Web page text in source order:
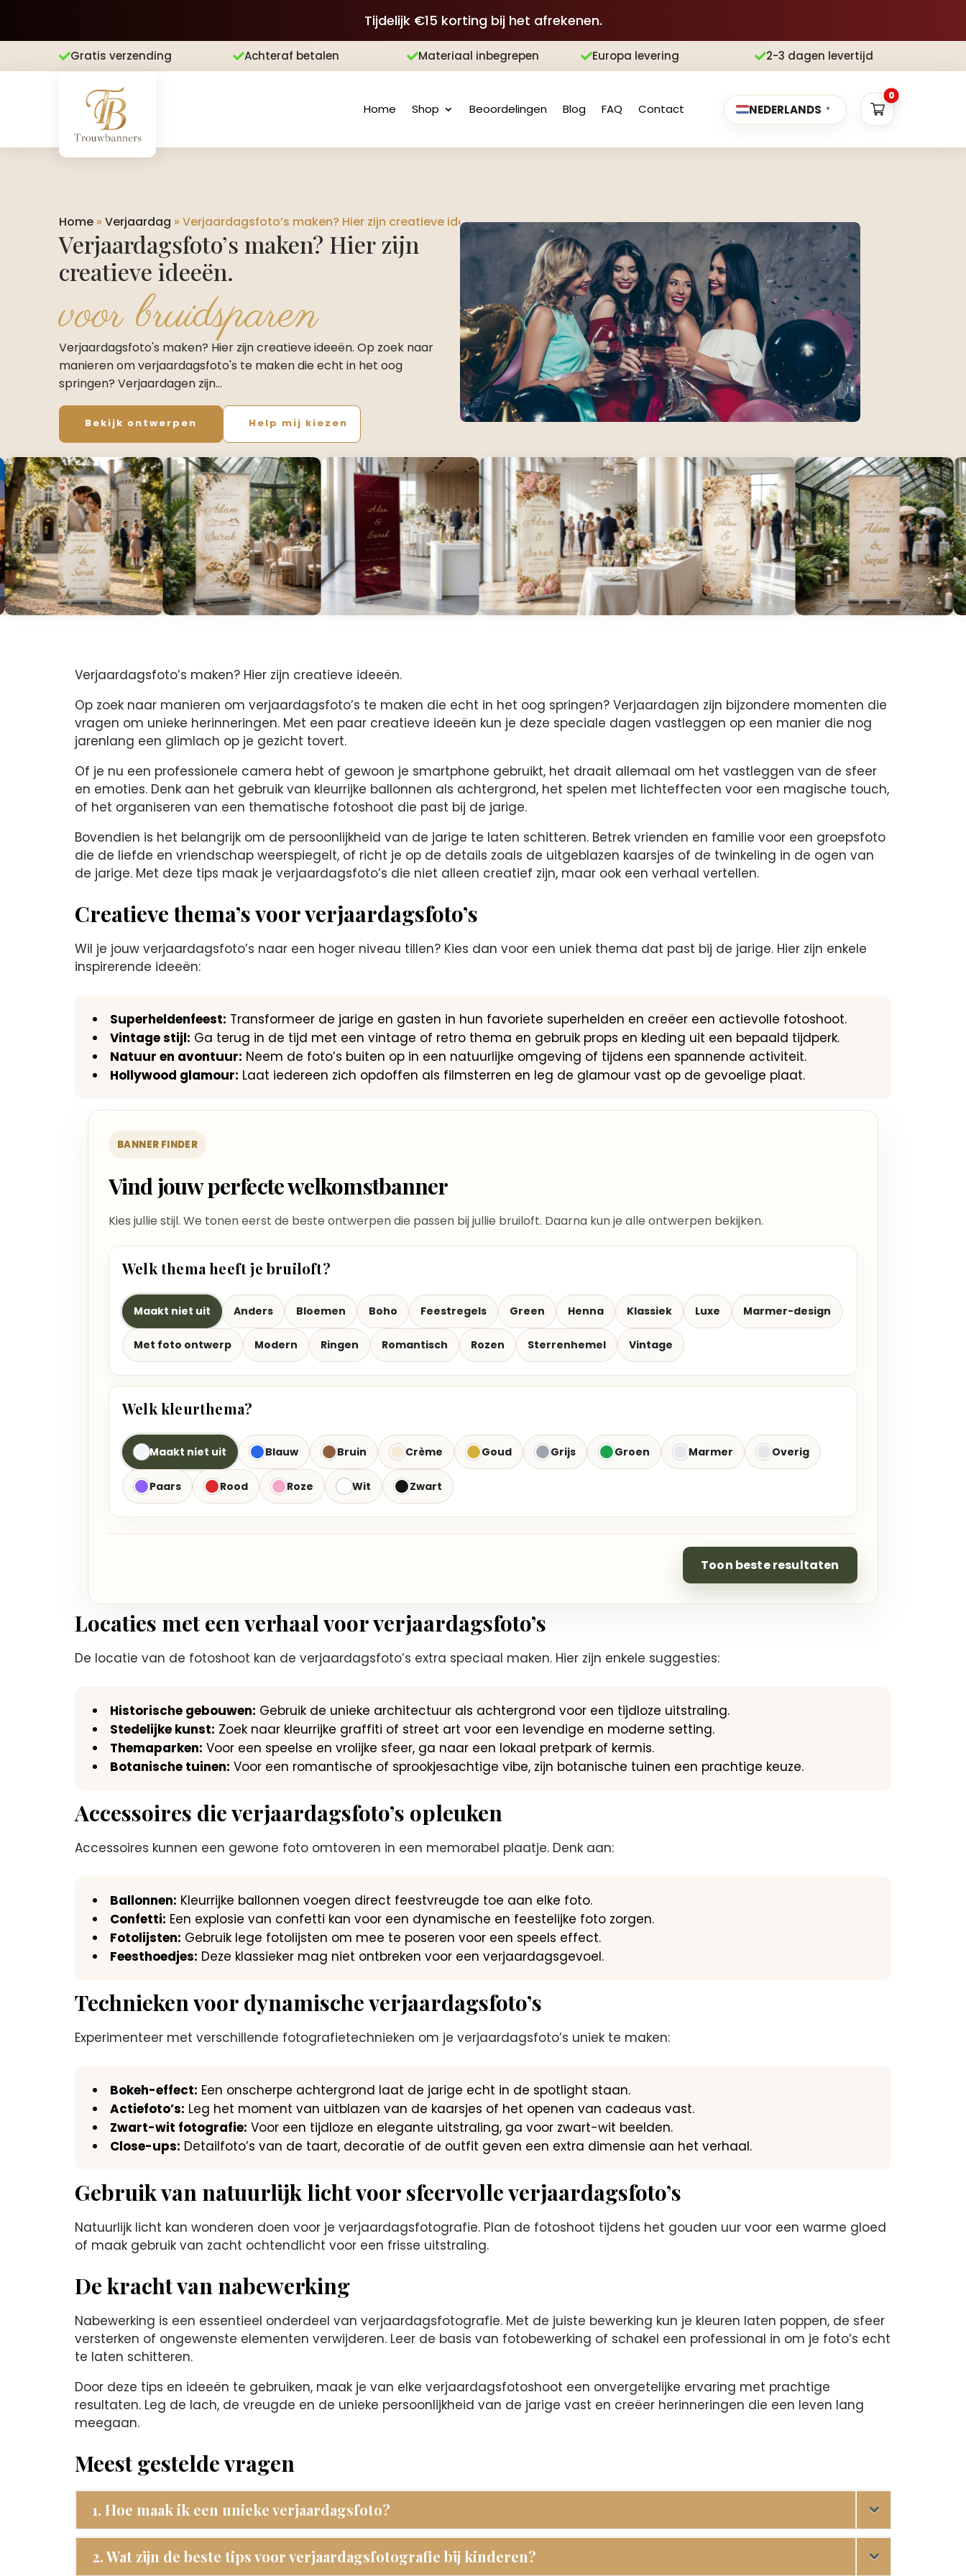
Tijdelijk €15 korting bij het afrekenen.
Gratis verzending Achteraf betalen Materiaal inbegrepen Europa levering 2-3 dagen levertijd
Home Shop Beoordelingen Blog FAQ Contact NEDERLANDS ▼
0
Home » Verjaardag » Verjaardagsfoto’s maken? Hier zijn creatieve ideeën.​
Verjaardagsfoto’s maken? Hier zijn
creatieve ideeën.​
voor bruidsparen
Verjaardagsfoto's maken? Hier zijn creatieve ideeën. Op zoek naar
manieren om verjaardagsfoto's te maken die echt in het oog
springen? Verjaardagen zijn…
Bekijk ontwerpen Help mij kiezen
Verjaardagsfoto’s maken? Hier zijn creatieve ideeën.
Op zoek naar manieren om verjaardagsfoto’s te maken die echt in het oog springen? Verjaardagen zijn bijzondere momenten die
vragen om unieke herinneringen. Met een paar creatieve ideeën kun je deze speciale dagen vastleggen op een manier die nog
jarenlang een glimlach op je gezicht tovert.
Of je nu een professionele camera hebt of gewoon je smartphone gebruikt, het draait allemaal om het vastleggen van de sfeer
en emoties. Denk aan het gebruik van kleurrijke ballonnen als achtergrond, het spelen met lichteffecten voor een magische touch,
of het organiseren van een thematische fotoshoot die past bij de jarige.
Bovendien is het belangrijk om de persoonlijkheid van de jarige te laten schitteren. Betrek vrienden en familie voor een groepsfoto
die de liefde en vriendschap weerspiegelt, of richt je op de details zoals de uitgeblazen kaarsjes of de twinkeling in de ogen van
de jarige. Met deze tips maak je verjaardagsfoto’s die niet alleen creatief zijn, maar ook een verhaal vertellen.
Creatieve thema’s voor verjaardagsfoto’s
Wil je jouw verjaardagsfoto’s naar een hoger niveau tillen? Kies dan voor een uniek thema dat past bij de jarige. Hier zijn enkele
inspirerende ideeën:
Superheldenfeest: Transformeer de jarige en gasten in hun favoriete superhelden en creëer een actievolle fotoshoot.
Vintage stijl: Ga terug in de tijd met een vintage of retro thema en gebruik props en kleding uit een bepaald tijdperk.
Natuur en avontuur: Neem de foto’s buiten op in een natuurlijke omgeving of tijdens een spannende activiteit.
Hollywood glamour: Laat iedereen zich opdoffen als filmsterren en leg de glamour vast op de gevoelige plaat.
BANNER FINDER
Vind jouw perfecte welkomstbanner
Kies jullie stijl. We tonen eerst de beste ontwerpen die passen bij jullie bruiloft. Daarna kun je alle ontwerpen bekijken.
Welk thema heeft je bruiloft?
Maakt niet uit Anders Bloemen Boho Feestregels Green Henna Klassiek Luxe Marmer-design
Met foto ontwerp Modern Ringen Romantisch Rozen Sterrenhemel Vintage
Welk kleurthema?
Maakt niet uit Blauw Bruin Crème Goud Grijs Groen Marmer Overig
Paars Rood Roze Wit Zwart
Toon beste resultaten
Locaties met een verhaal voor verjaardagsfoto’s
De locatie van de fotoshoot kan de verjaardagsfoto’s extra speciaal maken. Hier zijn enkele suggesties:
Historische gebouwen: Gebruik de unieke architectuur als achtergrond voor een tijdloze uitstraling.
Stedelijke kunst: Zoek naar kleurrijke graffiti of street art voor een levendige en moderne setting.
Themaparken: Voor een speelse en vrolijke sfeer, ga naar een lokaal pretpark of kermis.
Botanische tuinen: Voor een romantische of sprookjesachtige vibe, zijn botanische tuinen een prachtige keuze.
Accessoires die verjaardagsfoto’s opleuken
Accessoires kunnen een gewone foto omtoveren in een memorabel plaatje. Denk aan:
Ballonnen: Kleurrijke ballonnen voegen direct feestvreugde toe aan elke foto.
Confetti: Een explosie van confetti kan voor een dynamische en feestelijke foto zorgen.
Fotolijsten: Gebruik lege fotolijsten om mee te poseren voor een speels effect.
Feesthoedjes: Deze klassieker mag niet ontbreken voor een verjaardagsgevoel.
Technieken voor dynamische verjaardagsfoto’s
Experimenteer met verschillende fotografietechnieken om je verjaardagsfoto’s uniek te maken:
Bokeh-effect: Een onscherpe achtergrond laat de jarige echt in de spotlight staan.
Actiefoto’s: Leg het moment van uitblazen van de kaarsjes of het openen van cadeaus vast.
Zwart-wit fotografie: Voor een tijdloze en elegante uitstraling, ga voor zwart-wit beelden.
Close-ups: Detailfoto’s van de taart, decoratie of de outfit geven een extra dimensie aan het verhaal.
Gebruik van natuurlijk licht voor sfeervolle verjaardagsfoto’s
Natuurlijk licht kan wonderen doen voor je verjaardagsfotografie. Plan de fotoshoot tijdens het gouden uur voor een warme gloed
of maak gebruik van zacht ochtendlicht voor een frisse uitstraling.
De kracht van nabewerking
Nabewerking is een essentieel onderdeel van verjaardagsfotografie. Met de juiste bewerking kun je kleuren laten poppen, de sfeer
versterken of ongewenste elementen verwijderen. Leer de basis van fotobewerking of schakel een professional in om je foto’s echt
te laten schitteren.
Door deze tips en ideeën te gebruiken, maak je van elke verjaardagsfotoshoot een onvergetelijke ervaring met prachtige
resultaten. Leg de lach, de vreugde en de unieke persoonlijkheid van de jarige vast en creëer herinneringen die een leven lang
meegaan.
Meest gestelde vragen
1. Hoe maak ik een unieke verjaardagsfoto?
2. Wat zijn de beste tips voor verjaardagsfotografie bij kinderen?